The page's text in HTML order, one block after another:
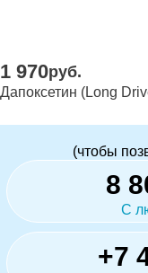
1 970руб.
Дапоксетин (Long
(чтобы
8
С
+7